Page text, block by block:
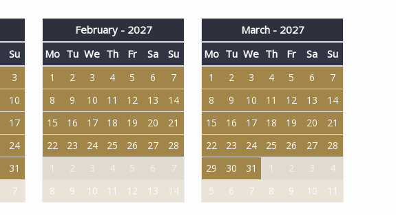
Su
3
10
17
24
31
7
February - 2027
Mo Tu We Th Fr Sa Su
1 2 3 4 5 6
7
8
9 10 11 12 13
14
15
16 17 18 19 20
21
22
23 24 25 26 27
28
1
2 3 4 5 6
7
8
9 10 11 12 13 14
March - 2027
Mo Tu We Th Fr Sa Su
1 2 3 4 5 6
7
8
9 10 11 12 13
14
15
16 17 18 19 20
21
22
23 24 25 26 27
28
29
30 31 1 2 3
4
5
6 7 8 9 10 11